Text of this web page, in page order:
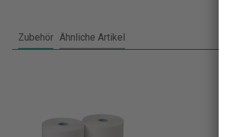
Zubehör Ähnliche Artikel